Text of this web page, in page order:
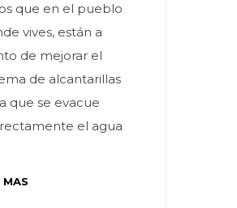
que en el pueblo
vives, están a
de mejorar el
de alcantarillas
que se evacue
el agua
MAS